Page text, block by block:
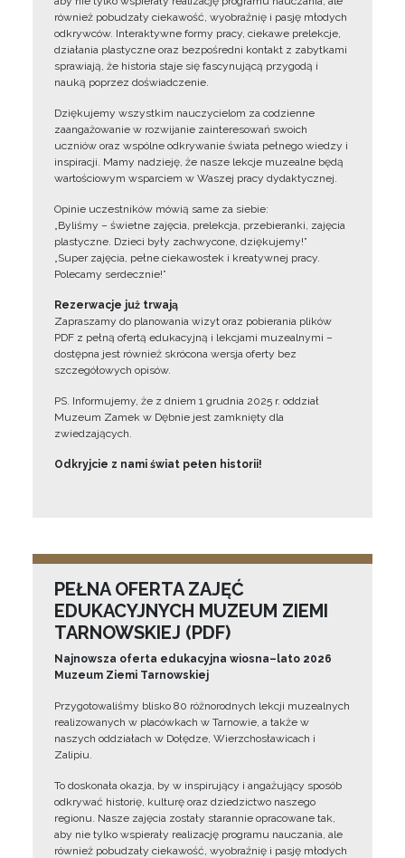
również pobudzały ciekawość, wyobraźnię i pasję młodych
odkrywców. Interaktywne formy pracy, ciekawe prelekcje,
działania plastyczne oraz bezpośredni kontakt z zabytkami
sprawiają, że historia staje się fascynującą przygodą i
nauką poprzez doświadczenie.
Dziękujemy wszystkim nauczycielom za codzienne
zaangażowanie w rozwijanie zainteresowań swoich
uczniów oraz wspólne odkrywanie świata pełnego wiedzy i
inspiracji. Mamy nadzieję, że nasze lekcje muzealne będą
wartościowym wsparciem w Waszej pracy dydaktycznej.
Opinie uczestników mówią same za siebie:
„Byliśmy – świetne zajęcia, prelekcja, przebieranki, zajęcia
plastyczne. Dzieci były zachwycone, dziękujemy!”
„Super zajęcia, pełne ciekawostek i kreatywnej pracy.
Polecamy serdecznie!”
Rezerwacje już trwają
Zapraszamy do planowania wizyt oraz pobierania plików
PDF z pełną ofertą edukacyjną i lekcjami muzealnymi –
dostępna jest również skrócona wersja oferty bez
szczegółowych opisów.
PS. Informujemy, że z dniem 1 grudnia 2025 r. oddział
Muzeum Zamek w Dębnie jest zamknięty dla
zwiedzających.
Odkryjcie z nami świat pełen historii!
PEŁNA OFERTA ZAJĘĆ
EDUKACYJNYCH MUZEUM ZIEMI
TARNOWSKIEJ (PDF)
Najnowsza oferta edukacyjna wiosna–lato 2026
Muzeum Ziemi Tarnowskiej
Przygotowaliśmy blisko 80 różnorodnych lekcji muzealnych
realizowanych w placówkach w Tarnowie, a także w
naszych oddziałach w Dołędze, Wierzchosławicach i
Zalipiu.
To doskonała okazja, by w inspirujący i angażujący sposób
odkrywać historię, kulturę oraz dziedzictwo naszego
regionu. Nasze zajęcia zostały starannie opracowane tak,
aby nie tylko wspierały realizację programu nauczania, ale
również pobudzały ciekawość, wyobraźnię i pasję młodych